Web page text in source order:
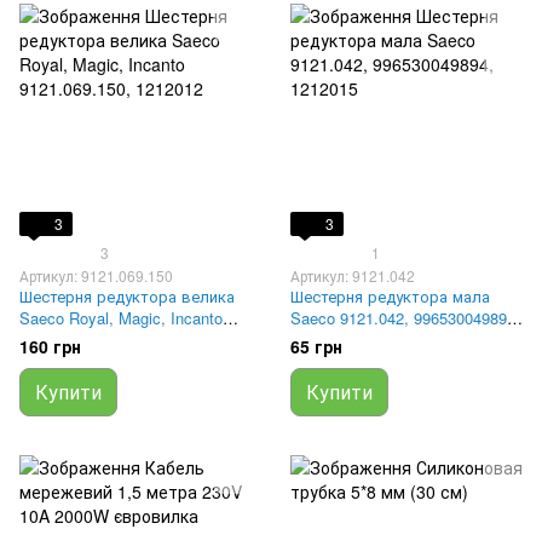
3
3
Артикул: 9121.069.150
Шестерня редуктора велика
Saeco Royal, Magic, Incanto
9121.069.150, 1212012
160 грн
Купити
3
1
Артикул: 9121.042
Шестерня редуктора мала
Saeco 9121.042, 996530049894,
1212015
65 грн
Купити